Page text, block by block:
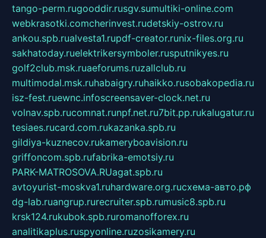
tango-perm.rugooddir.rusgv.sumultiki-online.com
webkrasotki.comcherinvest.rudetskiy-ostrov.ru
ankou.spb.rualvesta1.rupdf-creator.runix-files.org.ru
sakhatoday.ruelektrikersymboler.rusputnikyes.ru
golf2club.msk.ruaeforums.ruzallclub.ru
multimodal.msk.ruhabaigry.ruhaikko.rusobakopedia.ru
isz-fest.ruewnc.infoscreensaver-clock.net.ru
volnav.spb.rucomnat.runpf.net.ru7bit.pp.rukalugatur.ru
tesiaes.rucard.com.rukazanka.spb.ru
gildiya-kuznecov.rukameryboavision.ru
griffoncom.spb.rufabrika-emotsiy.ru
PARK-MATROSOVA.RUagat.spb.ru
avtoyurist-moskva1.ruhardware.org.ruсхема-авто.рф
dg-lab.ruangrup.rurecruiter.spb.rumusic8.spb.ru
krsk124.rukubok.spb.ruromanofforex.ru
analitikaplus.ruspyonline.ruzosikamery.ru